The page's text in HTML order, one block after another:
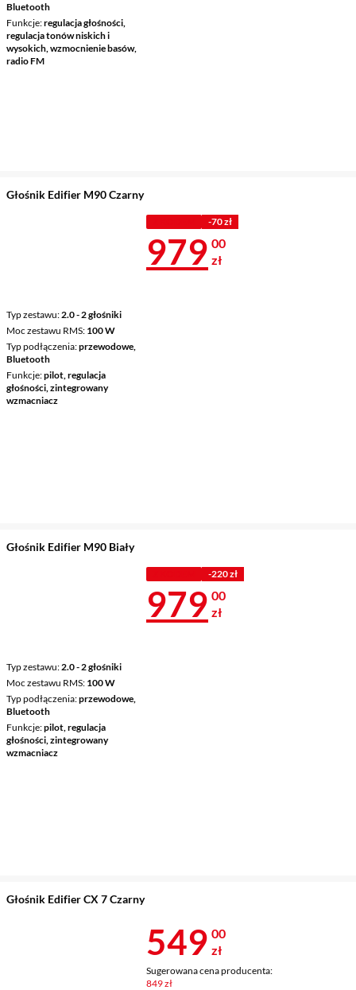
Bluetooth
Funkcje regulacja głośności,
regulacja tonów niskich i
wysokich, wzmocnienie basów,
radio FM
Głośnik Edifier M90 Czarny
Typ zestawu 2.0 - 2 głośniki
Moc zestawu RMS 100 W
Typ podłączenia przewodowe,
Bluetooth
Funkcje pilot, regulacja
głośności, zintegrowany
wzmacniacz
-70 zł
Cena 979 zł
979 00
zł
Głośnik Edifier M90 Biały
Typ zestawu 2.0 - 2 głośniki
Moc zestawu RMS 100 W
Typ podłączenia przewodowe,
Bluetooth
Funkcje pilot, regulacja
głośności, zintegrowany
wzmacniacz
-220 zł
Cena 979 zł
979 00
zł
Głośnik Edifier CX 7 Czarny
Cena 549 zł
549 00
zł
Sugerowana cena producenta:
849 zł